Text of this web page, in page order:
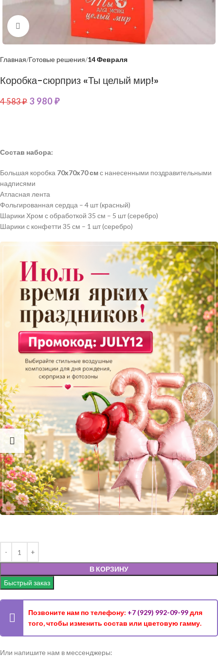
Нажмите, чтобы увеличить
Главная Готовые решения 14 Февраля
Коробка-сюрприз «Ты целый мир!»
4 583₽ 3 980₽
Состав набора:
Большая коробка 70х70х70 смс нанесенными поздравительными
надписями
Атласная лента
Фольгированная сердца – 4 шт (красный)
Шарики Хром с обработкой 35 см – 5 шт (серебро)
Шарики с конфетти 35 см – 1 шт (серебро)
В КОРЗИНУ
Быстрый заказ
Позвоните нам по телефону: +7 (929) 992-09-99для
того, чтобы изменить состав или цветовую гамму.
Или напишите нам в мессенджеры: